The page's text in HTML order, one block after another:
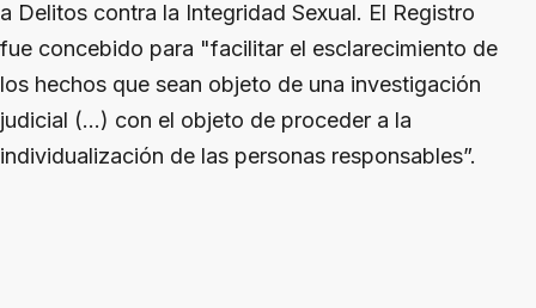
a Delitos contra la Integridad Sexual. El Registro
fue concebido para "facilitar el esclarecimiento de
los hechos que sean objeto de una investigación
judicial (…) con el objeto de proceder a la
individualización de las personas responsables”.